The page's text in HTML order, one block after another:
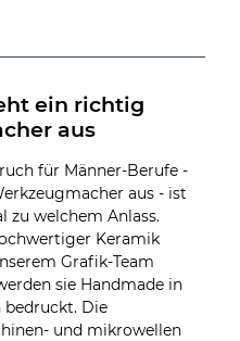
ein richtig
aus
für Männer-Berufe -
aus - ist
zu welchem Anlass.
Keramik
Grafik-Team
sie Handmade in
bedruckt. Die
und mikrowellen